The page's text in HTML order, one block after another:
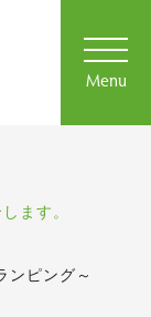
Menu
ます。
ンピング～